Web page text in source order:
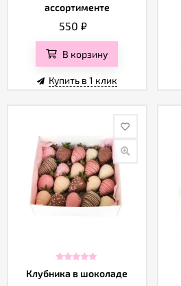
ассортименте
550 ₽
В корзину
Купить в 1 клик
Клубника в шоколаде